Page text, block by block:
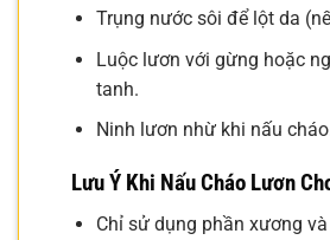
Trụng nước sôi để lột da
Luộc lươn với gừng hoặc
tanh.
Ninh lươn nhừ khi nấu
Lưu Ý Khi Nấu Cháo Lươn
Chỉ sử dụng phần xương